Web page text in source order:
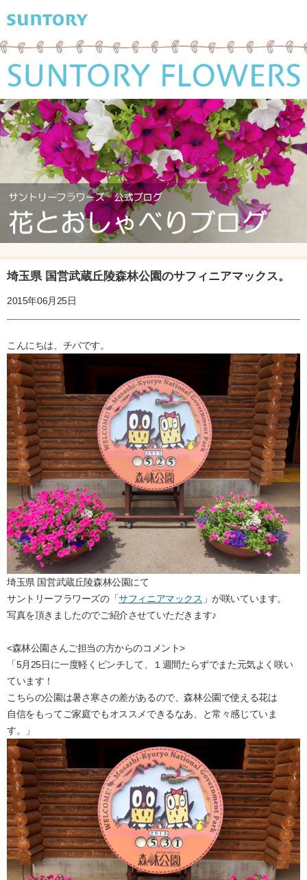
埼玉県 国営武蔵丘陵森林公園のサフィニアマックス。
2015年06月25日
こんにちは、チバです。
埼玉県 国営武蔵丘陵森林公園にて
サントリーフラワーズの「サフィニアマックス 」が咲いています。
写真を頂きましたのでご紹介させていただきます♪
<森林公園さんご担当の方からのコメント>
「5月25日に一度軽くピンチして、１週間たらずでまた元気よく咲い
ています！
こちらの公園は暑さ寒さの差があるので、森林公園で使える花は
自信をもってご家庭でもオススメできるなあ、と常々感じていま
す。」